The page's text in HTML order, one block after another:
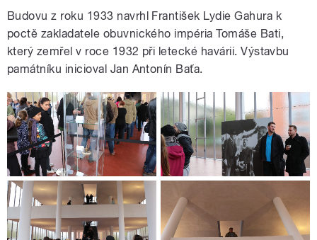
Budovu z roku 1933 navrhl František Lydie Gahura k
poctě zakladatele obuvnického impéria Tomáše Bati,
který zemřel v roce 1932 při letecké havárii. Výstavbu
památníku inicioval Jan Antonín Baťa.